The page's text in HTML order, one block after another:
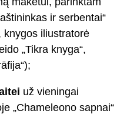
ir serbentai“
knygos iliustratorė
„Tikra knyga“,
už vieningai
„Chameleono sapnai“